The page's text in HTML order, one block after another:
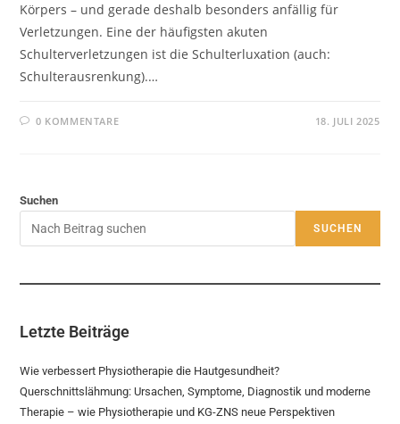
Körpers – und gerade deshalb besonders anfällig für
Verletzungen. Eine der häufigsten akuten
Schulterverletzungen ist die Schulterluxation (auch:
Schulterausrenkung).…
0 KOMMENTARE 18. JULI 2025
Suchen
SUCHEN
Letzte Beiträge
Wie verbessert Physiotherapie die Hautgesundheit?
Querschnittslähmung: Ursachen, Symptome, Diagnostik und moderne
Therapie – wie Physiotherapie und KG-ZNS neue Perspektiven